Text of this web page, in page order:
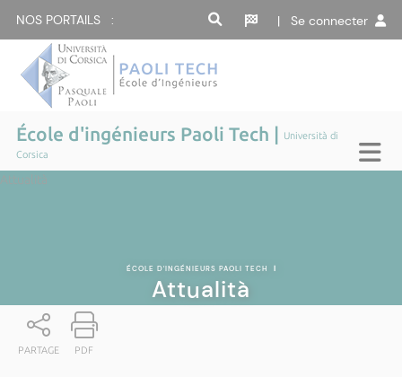
NOS PORTAILS : | Se connecter
École d'ingénieurs Paoli Tech |
Università di
Corsica
Attualità
ÉCOLE D'INGÉNIEURS PAOLI TECH |
Attualità
PARTAGE PDF